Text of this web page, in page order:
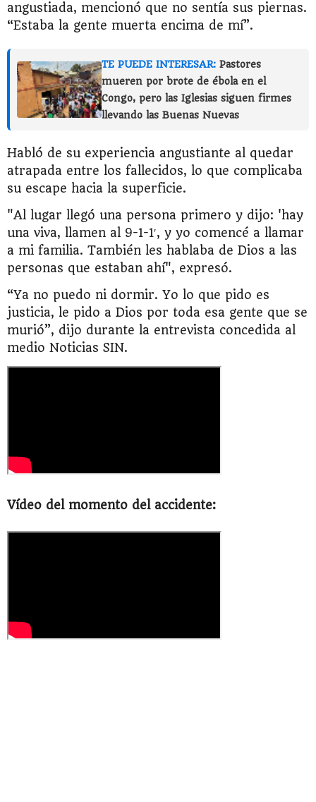
angustiada, mencionó que no sentía sus piernas.
“Estaba la gente muerta encima de mí”.
TE PUEDE INTERESAR: Pastores
mueren por brote de ébola en el
Congo, pero las Iglesias siguen firmes
llevando las Buenas Nuevas
Habló de su experiencia angustiante al quedar
atrapada entre los fallecidos, lo que complicaba
su escape hacia la superficie.
"Al lugar llegó una persona primero y dijo: 'hay
una viva, llamen al 9-1-1′, y yo comencé a llamar
a mi familia. También les hablaba de Dios a las
personas que estaban ahí", expresó.
“Ya no puedo ni dormir. Yo lo que pido es
justicia, le pido a Dios por toda esa gente que se
murió”, dijo durante la entrevista concedida al
medio Noticias SIN.
Vídeo del momento del accidente: